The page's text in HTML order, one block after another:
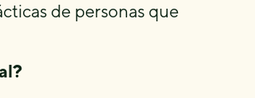
de personas que